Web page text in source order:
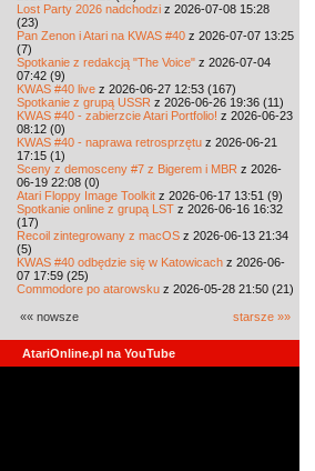
Lost Party 2026 nadchodzi z 2026-07-08 15:28
(23)
Pan Zenon i Atari na KWAS #40 z 2026-07-07 13:25
(7)
Spotkanie z redakcją "The Voice" z 2026-07-04
07:42 (9)
KWAS #40 live z 2026-06-27 12:53 (167)
Spotkanie z grupą USSR z 2026-06-26 19:36 (11)
KWAS #40 - zabierzcie Atari Portfolio! z 2026-06-23
08:12 (0)
KWAS #40 - naprawa retrosprzętu z 2026-06-21
17:15 (1)
Sceny z demosceny #7 z Bigerem i MBR z 2026-
06-19 22:08 (0)
Atari Floppy Image Toolkit z 2026-06-17 13:51 (9)
Spotkanie online z grupą LST z 2026-06-16 16:32
(17)
Recoil zintegrowany z macOS z 2026-06-13 21:34
(5)
KWAS #40 odbędzie się w Katowicach z 2026-06-
07 17:59 (25)
Commodore po atarowsku z 2026-05-28 21:50 (21)
«« nowsze starsze »»
AtariOnline.pl na YouTube